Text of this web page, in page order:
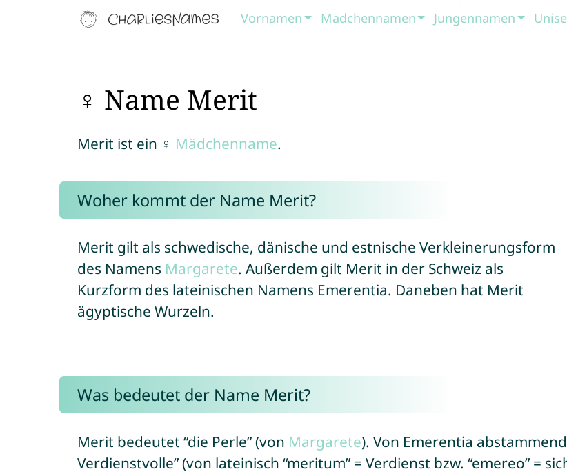
Vornamen Mädchennamen Jungennamen
♀ Name Merit
Merit ist ein ♀ Mädchenname.
Woher kommt der Name Merit?
Merit gilt als schwedische, dänische und estnische Verkleinerungsform
des Namens Margarete. Außerdem gilt Merit in der Schweiz als
Kurzform des lateinischen Namens Emerentia. Daneben hat Merit
ägyptische Wurzeln.
Was bedeutet der Name Merit?
Merit bedeutet “die Perle” (von Margarete). Von Emerentia
Verdienstvolle” (von lateinisch “meritum” = Verdienst bzw. “emereo” =